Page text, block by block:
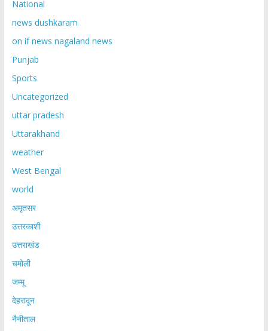
National
news dushkaram
on if news nagaland news
Punjab
Sports
Uncategorized
uttar pradesh
Uttarakhand
weather
West Bengal
world
अमृतसर
उत्तरकाशी
उत्तराखंड
चमोली
जम्मू
देहरादून
नैनीताल